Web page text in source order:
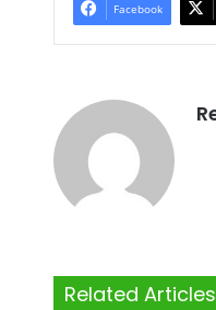
Facebook
Related Articles